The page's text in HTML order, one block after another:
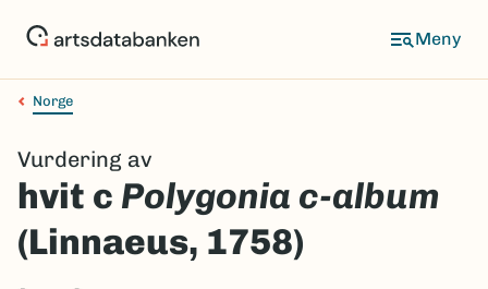
Meny
Navigasjonssti
Norge
Vurdering av
hvit c Polygonia c-album
(Linnaeus, 1758)